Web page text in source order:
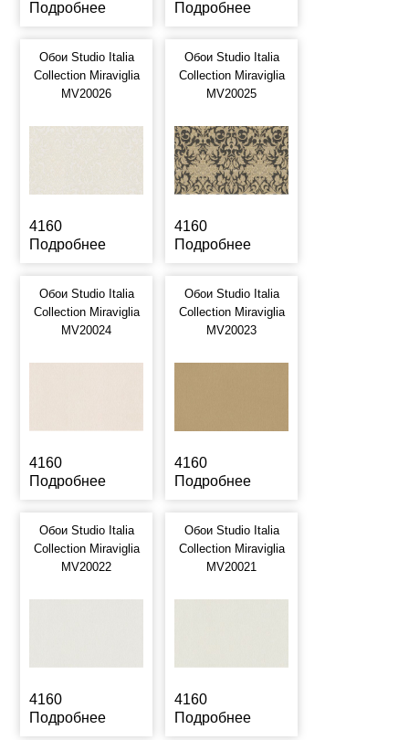
Подробнее Подробнее
Обои Studio Italia
Collection Miraviglia
MV20026
4160
Подробнее
Обои Studio Italia
Collection Miraviglia
MV20025
4160
Подробнее
Обои Studio Italia
Collection Miraviglia
MV20024
4160
Подробнее
Обои Studio Italia
Collection Miraviglia
MV20023
4160
Подробнее
Обои Studio Italia
Collection Miraviglia
MV20022
4160
Подробнее
Обои Studio Italia
Collection Miraviglia
MV20021
4160
Подробнее